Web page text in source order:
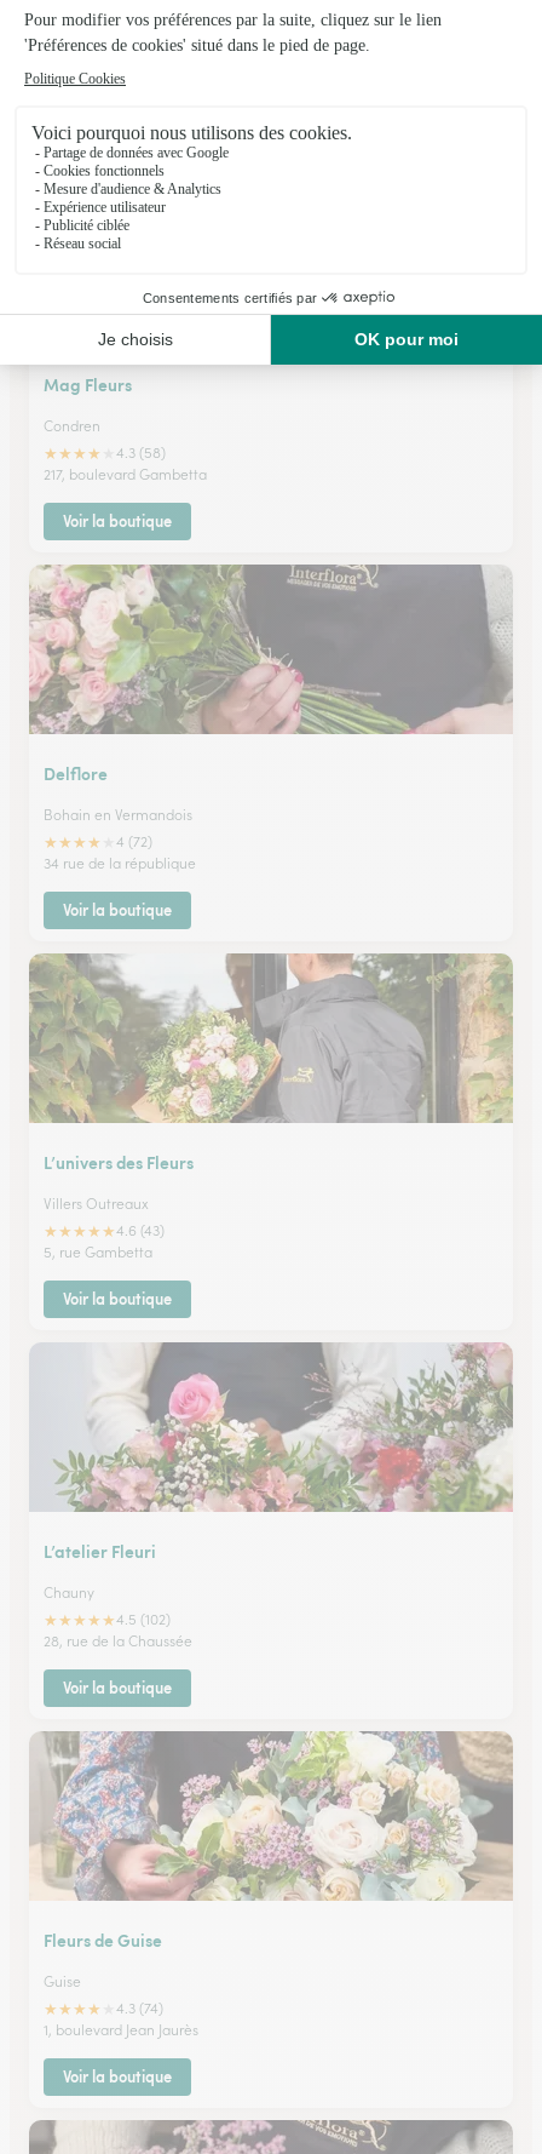
Tergnier
76, boulevard Gambetta
Voir la boutique
Mag Fleurs
Condren
★★★★
4.3 (58)
217, boulevard Gambetta
Voir la boutique
Delflore
Bohain en Vermandois
★★★★
4 (72)
34 rue de la république
Voir la boutique
L’univers des Fleurs
Villers Outreaux
★★★★★4.6 (43)
5, rue Gambetta
Voir la boutique
L’atelier Fleuri
Chauny
★★★★★4.5 (102)
28, rue de la Chaussée
Voir la boutique
Fleurs de Guise
Guise
★★★★
4.3 (74)
1, boulevard Jean Jaurès
Voir la boutique